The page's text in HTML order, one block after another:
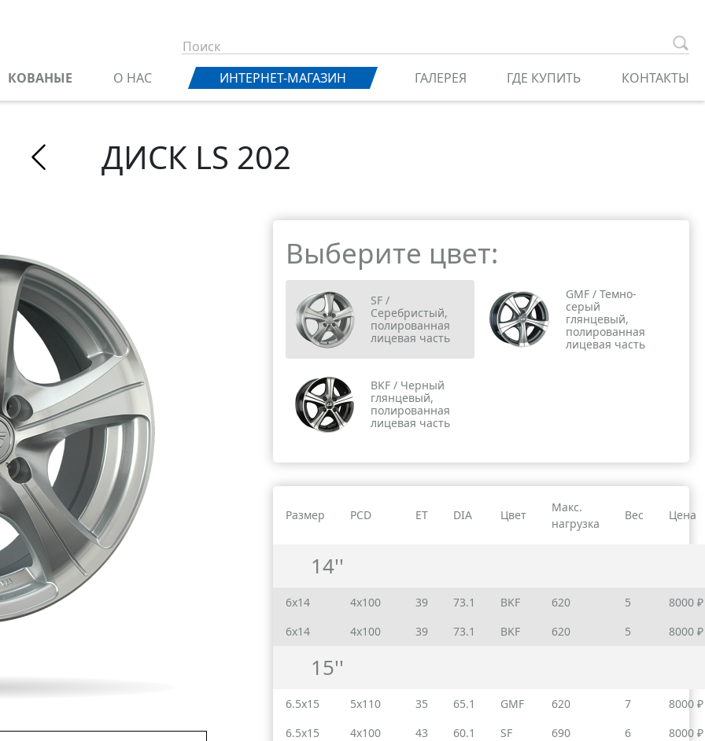
КОВАНЫЕ О НАС ИНТЕРНЕТ-МАГАЗИН ГАЛЕРЕЯ ГДЕ КУПИТЬ КОНТАКТЫ
ДИСК LS 202
Выберите цвет:
SF /
Серебристый,
полированная
лицевая часть
GMF / Темно-
серый
глянцевый,
полированная
лицевая часть
BKF / Черный
глянцевый,
полированная
лицевая часть
Размер PCD ET DIA Цвет
Макс.
нагрузка
Вес Цена
14''
6x14 4x100 39 73.1 BKF 620 5
8000 ₽
6x14
4x100 39 73.1 BKF 620 5 8000 ₽
15''
6.5x15 5x110 35 65.1 GMF 620 7
8000 ₽
6.5x15
4x100 43 60.1 SF 690 6
8000 ₽